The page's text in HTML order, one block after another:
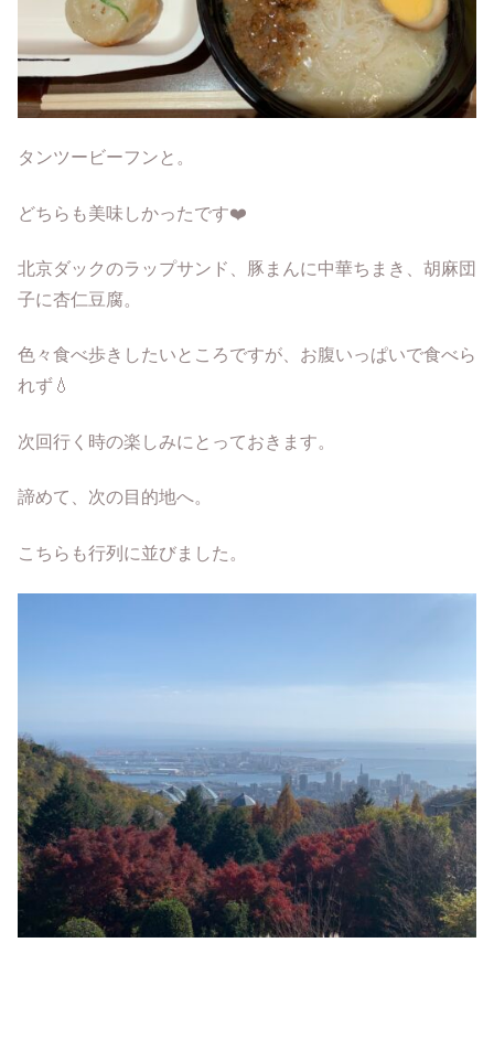
タンツービーフンと。
どちらも美味しかったです❤️
北京ダックのラップサンド、豚まんに中華ちまき、胡麻団
子に杏仁豆腐。
色々食べ歩きしたいところですが、お腹いっぱいで食べら
れず💧
次回行く時の楽しみにとっておきます。
諦めて、次の目的地へ。
こちらも行列に並びました。